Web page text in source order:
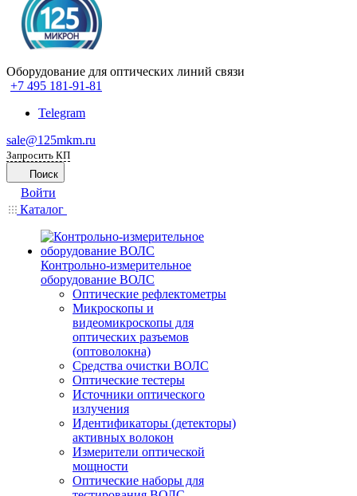
Оборудование для оптических линий связи
+7 495 181-91-81
Telegram
sale@125mkm.ru
Запросить КП
Поиск
Войти
Каталог
Контрольно-измерительное
оборудование ВОЛС
Оптические рефлектометры
Микроскопы и
видеомикроскопы для
оптических разъемов
(оптоволокна)
Средства очистки ВОЛС
Оптические тестеры
Источники оптического
излучения
Идентификаторы (детекторы)
активных волокон
Измерители оптической
мощности
Оптические наборы для